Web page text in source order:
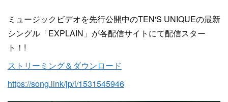
ミュージックビデオを先行公開中のTEN'S UNIQUEの最新
シングル「EXPLAIN」が各配信サイトにて配信スター
ト！!
ストリーミング＆ダウンロード
https://song.link/jp/i/1531545946